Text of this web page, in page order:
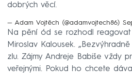
dobrých věcí.
— Adam Vojtěch (@adamvojtech86)
Na pění ód se rozhodl reagovat
Miroslav Kalousek.
zlu. Zájmy Andreje Babiše vždy
veřejnými. Pokud ho chcete